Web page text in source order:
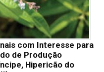
com Interesse para
de Produção
Hipericão do